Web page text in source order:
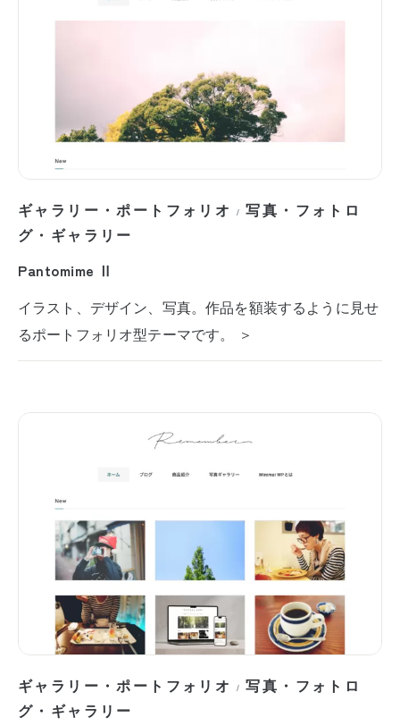
ギャラリー・ポートフォリオ /写真・フォトロ
グ・ギャラリー
Pantomime Ⅱ
イラスト、デザイン、写真。作品を額装するように見せ
るポートフォリオ型テーマです。 ＞
ギャラリー・ポートフォリオ /写真・フォトロ
グ・ギャラリー